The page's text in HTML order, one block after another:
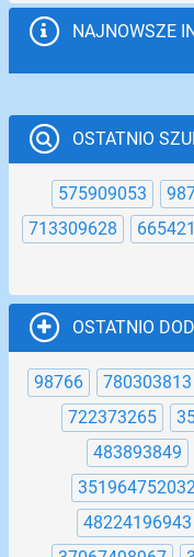
NAJNOWSZE
OSTATNIO
575909053
713309628
OSTATNIO
98766 780303813
722373265
483893849
48224196943